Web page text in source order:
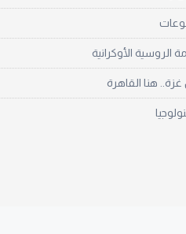
الروسية الأوكرانية
هنا القاهرة